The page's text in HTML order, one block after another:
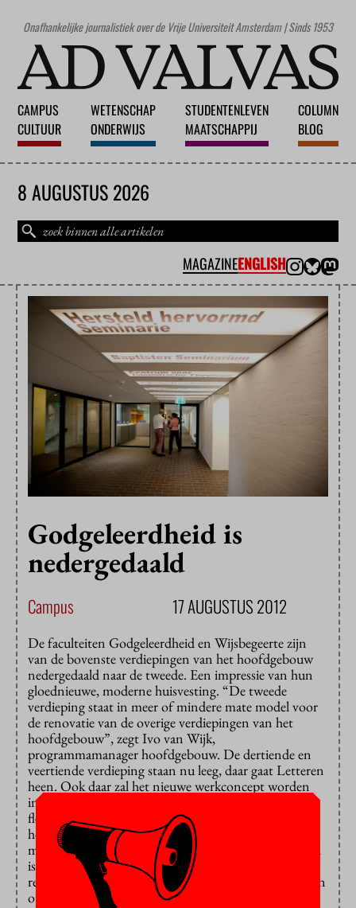
Onafhankelijke journalistiek over de Vrije Universiteit Amsterdam | Sinds 1953
CAMPUS
CULTUUR
WETENSCHAP
ONDERWIJS
STUDENTENLEVEN
MAATSCHAPPIJ
COLUMN
BLOG
8 AUGUSTUS 2026
MAGAZINEENGLISH
Godgeleerdheid is
nedergedaald
Campus 17 AUGUSTUS 2012
De faculteiten Godgeleerdheid en Wijsbegeerte zijn
van de bovenste verdiepingen van het hoofdgebouw
nedergedaald naar de tweede. Een impressie van hun
gloednieuwe, moderne huisvesting. “De tweede
verdieping staat in meer of mindere mate model voor
de renovatie van de overige verdiepingen van het
hoofdgebouw”, zegt Ivo van Wijk,
programmamanager hoofdgebouw. De dertiende en
veertiende verdieping staan nu leeg, daar gaat Letteren
heen. Ook daar zal het nieuwe werkconcept worden
ingevoerd: meer ruimte en minder vaste werkplekken,
flexplekken dus. De economische faculteit komt ook
hogerop in het gebouw, waardoor er in het
middengebied meer ruimte komt die niet gereserveerd
is voor een bepaalde faculteit. “Door deze manier van
renoveren kun je groei en krimp zonder verbouwingen
opvangen”, aldus Van Wijk.